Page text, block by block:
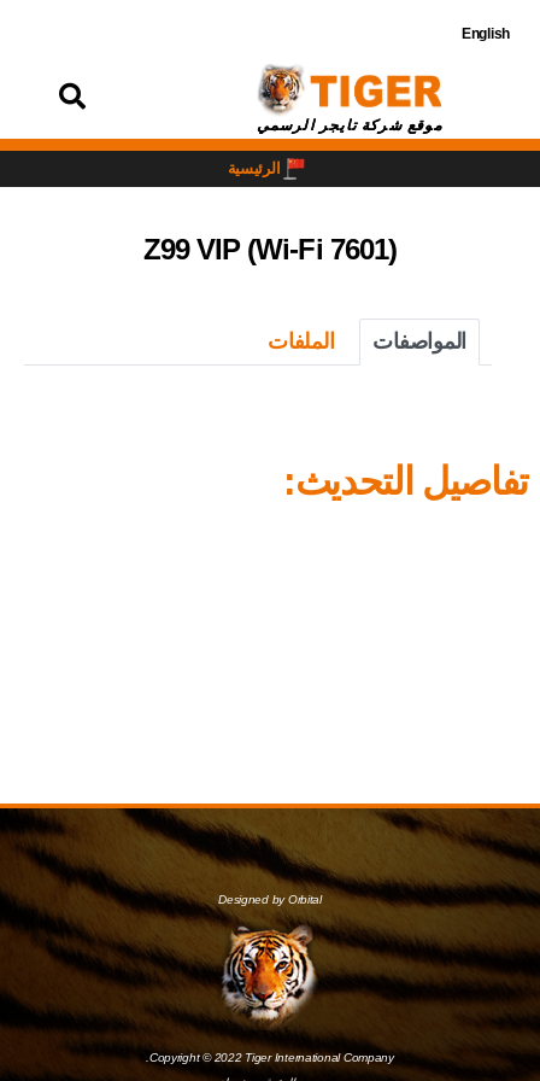
English
موقع شركة تايجر الرسمي
الرئيسية
Z99 VIP (Wi-Fi 7601)
المواصفات الملفات
تفاصيل التحديث:
Designed by Orbital
Copyright © 2022 Tiger International Company.